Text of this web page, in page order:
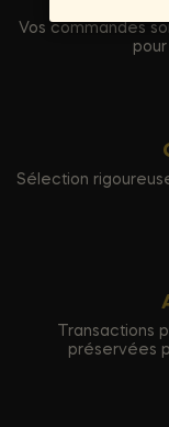
Vos commandes
Sélection
Transactions
préservées